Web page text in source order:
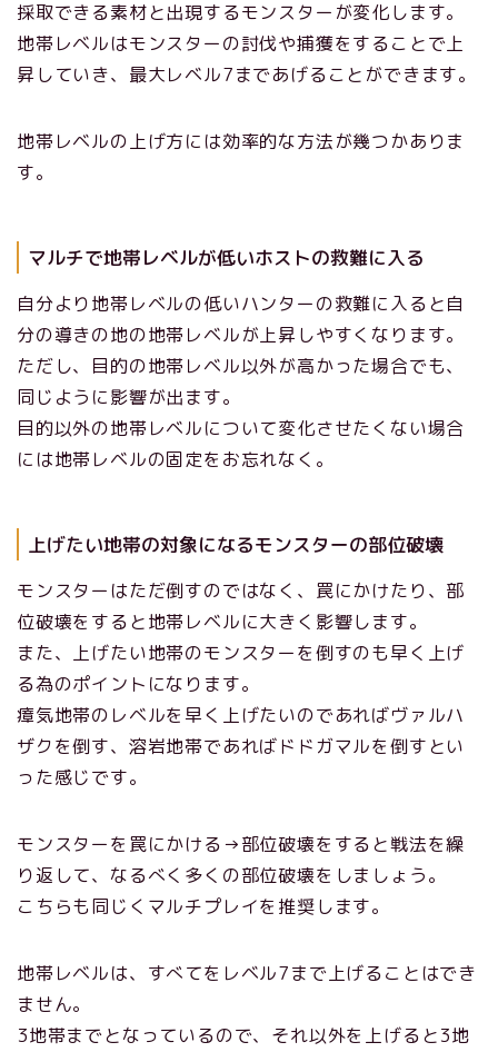
採取できる素材と出現するモンスターが変化します。
地帯レベルはモンスターの討伐や捕獲をすることで上
昇していき、最大レベル7まであげることができます。
地帯レベルの上げ方には効率的な方法が幾つかありま
す。
マルチで地帯レベルが低いホストの救難に入る
自分より地帯レベルの低いハンターの救難に入ると自
分の導きの地の地帯レベルが上昇しやすくなります。
ただし、目的の地帯レベル以外が高かった場合でも、
同じように影響が出ます。
目的以外の地帯レベルについて変化させたくない場合
には地帯レベルの固定をお忘れなく。
上げたい地帯の対象になるモンスターの部位破壊
モンスターはただ倒すのではなく、罠にかけたり、部
位破壊をすると地帯レベルに大きく影響します。
また、上げたい地帯のモンスターを倒すのも早く上げ
る為のポイントになります。
瘴気地帯のレベルを早く上げたいのであればヴァルハ
ザクを倒す、溶岩地帯であればドドガマルを倒すとい
った感じです。
モンスターを罠にかける→部位破壊をすると戦法を繰
り返して、なるべく多くの部位破壊をしましょう。
こちらも同じくマルチプレイを推奨します。
地帯レベルは、すべてをレベル7まで上げることはでき
ません。
3地帯までとなっているので、それ以外を上げると3地